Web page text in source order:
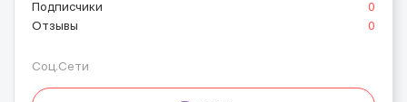
Подписчики
0
Отзывы
0
Соц.Сети